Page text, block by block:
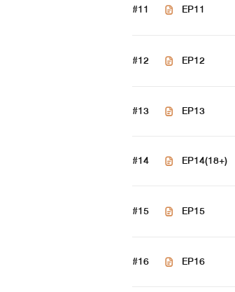
ตอบตกลงแบบไม่คิด
#11 EP11
#12 EP12
#13 EP13
#14 EP14(18+)
#15 EP15
#16 EP16